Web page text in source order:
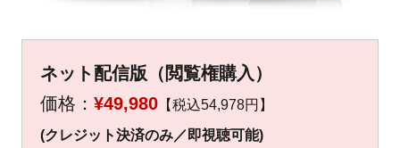
ネット配信版（閲覧権購入）
価格： ¥49,980【税込54,978円】
(クレジット決済のみ／即視聴可能)